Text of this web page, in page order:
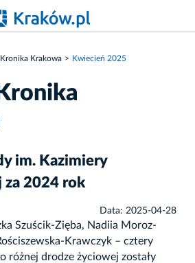
Krakowa Kwiecień 2025
im. Kazimiery
za 2024 rok
Data: 2025-04-28
Szuścik-Zięba, Nadiia Moroz-
Krawczyk – cztery
różnej drodze życiowej zostały